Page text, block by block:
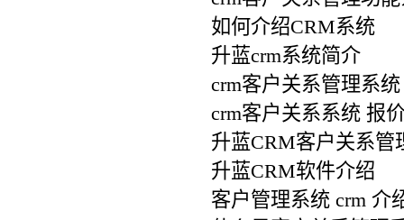
如何介绍CRM系统
升蓝crm系统简介
crm客户关系管理系
crm客户关系系统 报
升蓝CRM客户关系管
升蓝CRM软件介绍
客户管理系统 crm 介